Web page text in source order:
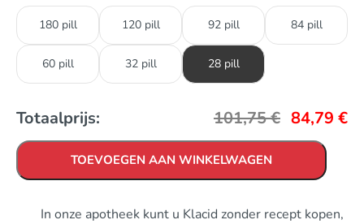
180 pill 120 pill 92 pill 84 pill
60 pill 32 pill 28 pill
Totaalprijs: 101,75€ 84,79 €
TOEVOEGEN AAN WINKELWAGEN
In onze apotheek kunt u Klacid zonder recept kopen,